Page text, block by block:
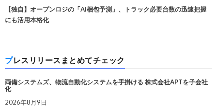
【独自】オープンロジの「AI梱包予測」、トラック必要台数の迅速把握
にも活用本格化
プレスリリースまとめてチェック
両備システムズ、物流自動化システムを手掛ける 株式会社APTを子会社
化
2026年8月9日